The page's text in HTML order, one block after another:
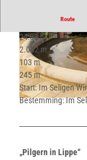
© im Auftrag der
© im Auftrag der
Route
24:08 h
2.052 m
103 m
245 m
Start: Im Seligen
Bestemming: Im
„Pilgern in Lippe“